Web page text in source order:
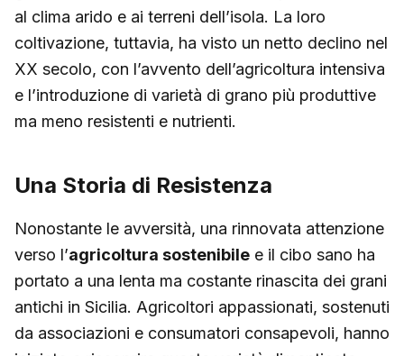
al clima arido e ai terreni dell’isola. La loro
coltivazione, tuttavia, ha visto un netto declino nel
XX secolo, con l’avvento dell’agricoltura intensiva
e l’introduzione di varietà di grano più produttive
ma meno resistenti e nutrienti.
Una Storia di Resistenza
Nonostante le avversità, una rinnovata attenzione
verso l’agricoltura sostenibile e il cibo sano ha
portato a una lenta ma costante rinascita dei grani
antichi in Sicilia. Agricoltori appassionati, sostenuti
da associazioni e consumatori consapevoli, hanno